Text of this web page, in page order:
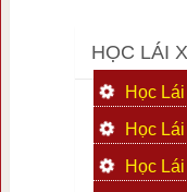
HỌC LÁI
Học
Học
Học